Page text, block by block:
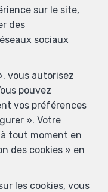
sur le site,
des
sociaux
vous autorisez
pouvez
vos préférences
». Votre
tout moment en
des cookies » en
les cookies, vous